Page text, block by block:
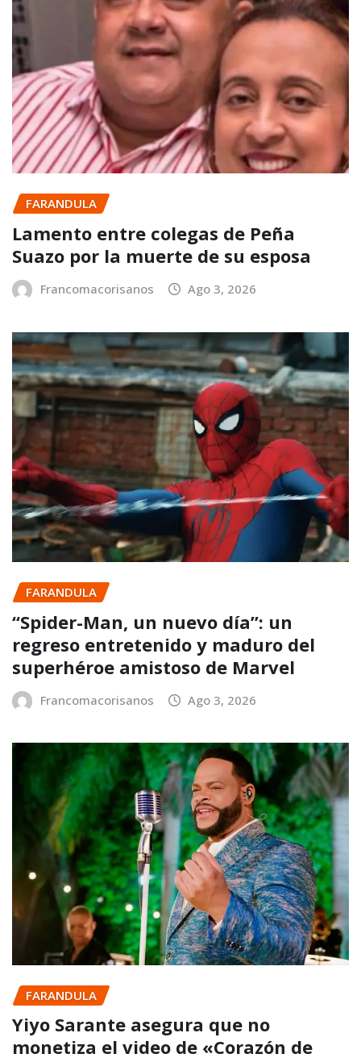
FARANDULA
Lamento entre colegas de Peña
Suazo por la muerte de su esposa
Francomacorisanos Ago 3, 2026
FARANDULA
“Spider-Man, un nuevo día”: un
regreso entretenido y maduro del
superhéroe amistoso de Marvel
Francomacorisanos Ago 3, 2026
FARANDULA
Yiyo Sarante asegura que no
monetiza el video de «Corazón de